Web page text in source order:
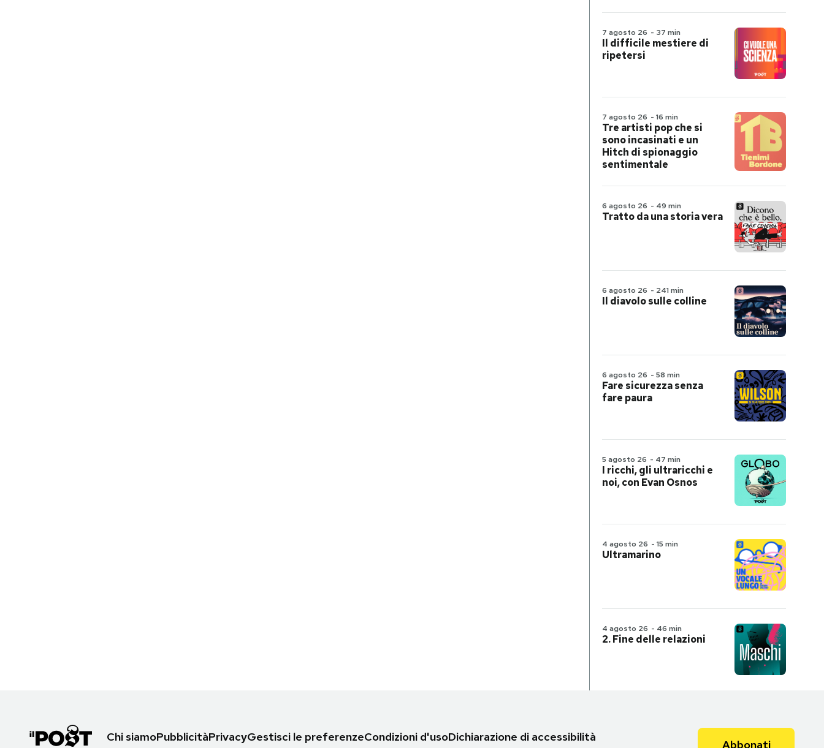
7 agosto 26 - 37 min
Il difficile mestiere di
ripetersi
7 agosto 26 - 16 min
Tre artisti pop che si
sono incasinati e un
Hitch di spionaggio
sentimentale
6 agosto 26 - 49 min
Tratto da una storia vera
6 agosto 26 - 241 min
Il diavolo sulle colline
6 agosto 26 - 58 min
Fare sicurezza senza
fare paura
5 agosto 26 - 47 min
I ricchi, gli ultraricchi e
noi, con Evan Osnos
4 agosto 26 - 15 min
Ultramarino
4 agosto 26 - 46 min
2. Fine delle relazioni
Chi siamoPubblicitàPrivacyGestisci le preferenzeCondizioni d'usoDichiarazione di accessibilità
Abbonati